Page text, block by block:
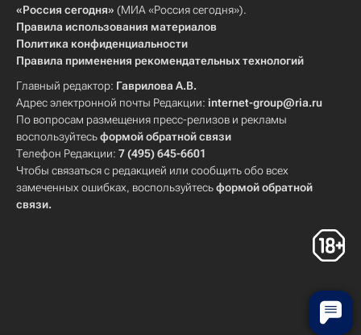
«Россия сегодня» (МИА «Россия сегодня»).
Правила использования материалов
Политика конфиденциальности
Правила применения рекомендательных технологий
Главный редактор: Гаврилова А.В.
Адрес электронной почты Редакции: internet-group@ria.ru
По вопросам размещения пресс-релизов и рекламы
воспользуйтесьформой обратной связи
Телефон Редакции: 7 (495) 645-6601
Чтобы связаться с редакцией или сообщить обо всех
замеченных ошибках, воспользуйтесьформой обратной
связи.